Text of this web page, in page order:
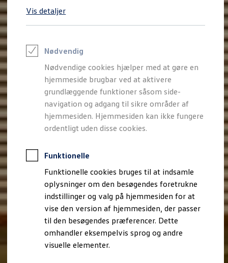
Vis detaljer
Nødvendig
Nødvendige cookies hjælper med at gøre en
hjemmeside brugbar ved at aktivere
grundlæggende funktioner såsom side-
navigation og adgang til sikre områder af
hjemmesiden. Hjemmesiden kan ikke fungere
ordentligt uden disse cookies.
Funktionelle
Funktionelle cookies bruges til at indsamle
oplysninger om den besøgendes foretrukne
indstillinger og valg på hjemmesiden for at
vise den version af hjemmesiden, der passer
til den besøgendes præferencer. Dette
omhandler eksempelvis sprog og andre
visuelle elementer.
Udregn din rækkevidde
Lær din ID. at kende
Varmepumpe
Energieffektivitet
Teaser Battery Regulation
Software og konnektivitet
ID. Software 6.0
ID.- softwareversioner og opdateringer
Grænseflader til din ID.
Køb og leasing
Lagerbiler til hurtig levering
Book en prøvetur
Bestil et tilbud
Brugte biler
Pendlerleasing
Budgetberegner
Firmabil
Vejen til en ny Volkswagen
Online Privatleasing
Finansiering og forsikring
Volkswagen Forsikring
Volkswagen Finansiering